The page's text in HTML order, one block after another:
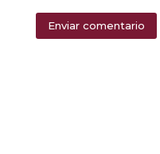
Enviar comentario